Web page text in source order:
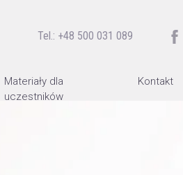
Tel.: +48 500 031 089
Materiały dla
uczestników
Kontakt